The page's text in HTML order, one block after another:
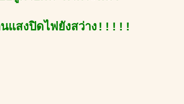
นแสงปิดไฟยังสว่าง!!!!!